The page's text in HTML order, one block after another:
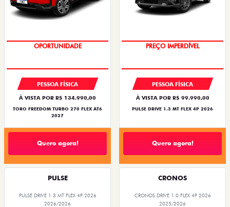
OPORTUNIDADE
PESSOA FÍSICA
À VISTA POR R$ 134.990,00
TORO FREEDOM TURBO 270 FLEX AT6
2027
Quero agora!
PREÇO IMPERDÍVEL
PESSOA FÍSICA
À VISTA POR R$ 99.990,00
PULSE DRIVE 1.3 MT FLEX 4P 2026
Quero agora!
PULSE
PULSE DRIVE 1.3 MT FLEX 4P 2026
2026/2026
CRONOS
CRONOS DRIVE 1.0 FLEX 4P 2026
2025/2026